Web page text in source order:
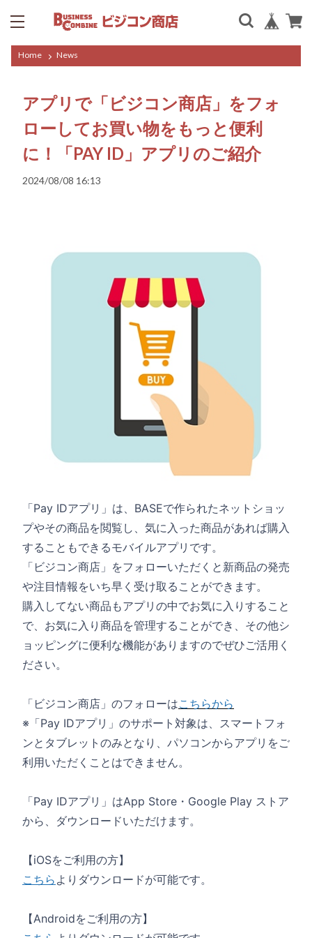
Home News
アプリで「ビジコン商店」をフォ
ローしてお買い物をもっと便利
に！「PAY ID」アプリのご紹介
2024/08/08 16:13
「Pay IDアプリ」は、BASEで作られたネットショッ
プやその商品を閲覧し、気に入った商品があれば購入
することもできるモバイルアプリです。
「ビジコン商店」をフォローいただくと新商品の発売
や注目情報をいち早く受け取ることができます。
購入してない商品もアプリの中でお気に入りすること
で、お気に入り商品を管理することができ、その他シ
ョッピングに便利な機能がありますのでぜひご活用く
ださい。
「ビジコン商店」のフォローはこちらから
※「Pay IDアプリ」のサポート対象は、スマートフォ
ンとタブレットのみとなり、 パソコンからアプリをご
利用いただくことはできません。
「Pay IDアプリ」はApp Store・Google Play ストア
から、ダウンロードいただけます。
【iOSをご利用の方】
こちら よりダウンロードが可能です。
【Androidをご利用の方】